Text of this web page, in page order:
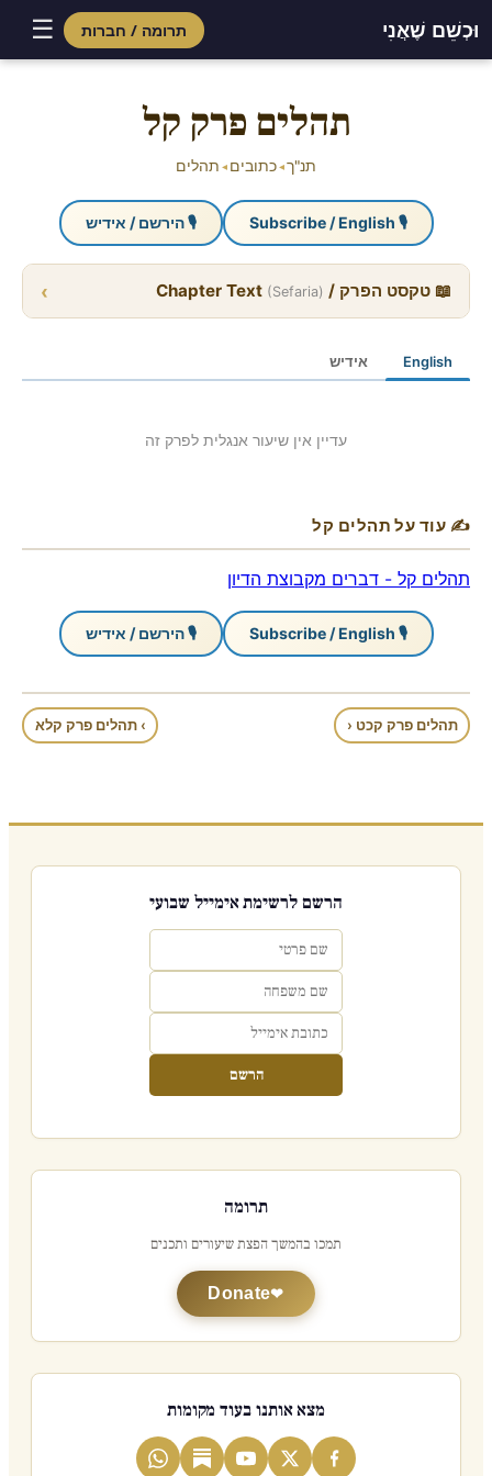
וּכְשֵׁם שֶׁאֲנִי תרומה / חברות ☰
תהלים פרק קל
תנ"ך◂כתובים ◂ תהלים
🎙 Subscribe / English 🎙 הירשם / אידיש
📖 טקסט הפרק / Chapter Text (Sefaria)
›
English אידיש
עדיין אין שיעור אנגלית לפרק זה
✍ עוד על תהלים קל
תהלים קל - דברים מקבוצת הדיון
🎙 Subscribe / English 🎙 הירשם / אידיש
תהלים פרק קכט ‹ › תהלים פרק קלא
הרשם לרשימת אימייל שבועי
הרשם
תרומה
תמכו בהמשך הפצת שיעורים ותכנים
Donate
מצא אותנו בעוד מקומות